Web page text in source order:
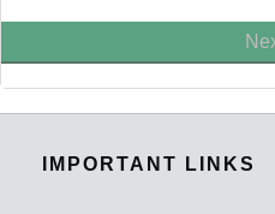
IMPORTANT LINKS